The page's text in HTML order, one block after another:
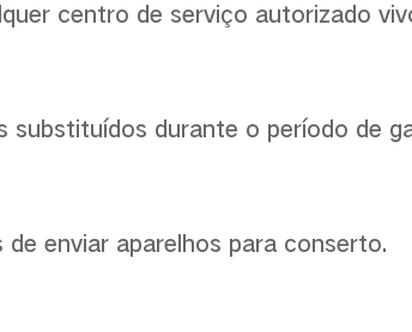
centro de serviço autorizado
durante o período de
enviar aparelhos para conserto.